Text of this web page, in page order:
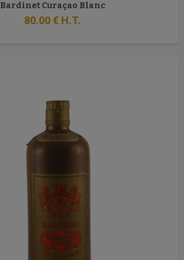
Bardinet Curaçao Blanc
80.00€ H.T.